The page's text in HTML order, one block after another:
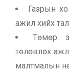
Газрын
ажил хийх
Төмөр
төлөвлөх
малтмалын